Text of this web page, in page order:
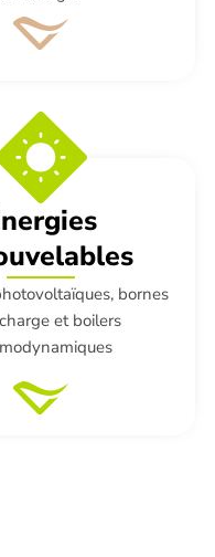
bornes
et boilers